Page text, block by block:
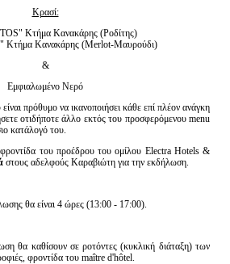
Κρασί:
Κτήμα Κανακάρης (Ροδίτης)
Κτήμα Κανακάρης (Merlot-Μαυρούδι)
&
Εμφιαλωμένο Νερό
πρόθυμο να ικανοποιήσει κάθε επί πλέον ανάγκη
οτιδήποτε άλλο εκτός του προσφερόμενου menu
κατάλογό του.
φροντίδα του προέδρου του ομίλου Electra Hotels &
στους αδελφούς Καραβιώτη για την εκδήλωση.
θα είναι 4 ώρες (13:00 - 17:00).
θα καθίσουν σε ροτόντες (κυκλική διάταξη) των
φροντίδα του maître d'hôtel.